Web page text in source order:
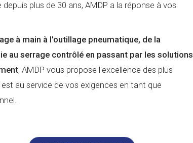
depuis plus de 30 ans, AMDP a la réponse à vos
à main à l'outillage pneumatique, de la
au serrage contrôlé en passant par les solutions
, AMDP vous propose l'excellence des plus
au service de vos exigences en tant que